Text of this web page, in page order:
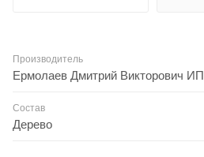
Производитель
Ермолаев Дмитрий Викторович ИП
Состав
Дерево